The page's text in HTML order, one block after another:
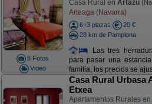
8 Fotos
Video
Casa Rural en Artazu
Arteaga (Navarra)
6+3 plazas
20 €
28 km de Pamplona
Las tres
para pasar una
familia, los precios se
Casa Rural Urbasa
Etxea
Apartamentos Rurales en